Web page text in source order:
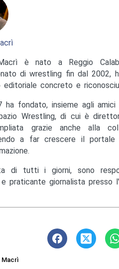
è nato a Reggio
di wrestling fin dal 2002,
concreto e
ha fondato, insieme agli amici
Wrestling, di cui è
grazie anche alla
a far crescere il
di tutti i giorni, sono
e praticante giornalista presso
Macrì